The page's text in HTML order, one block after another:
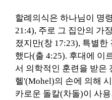
할례의식은 하나님이 명
21:4), 주로 그 집안의 가
졌지만(창 17:23), 특별
했다(출 4:25). 후대에 이
서 의학적인 훈련을 받은
헬'(Mohel)의 손에 의해
카로운 돌칼(차돌)이 사